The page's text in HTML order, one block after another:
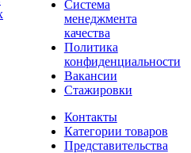
Система
менеджмента
качества
Политика
конфиденциальности
Вакансии
Стажировки
Контакты
Категории товаров
Представительства